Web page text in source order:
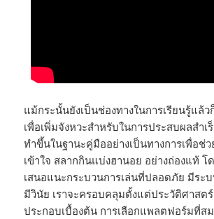
แม้กระนั้นยังเป็นช่องทางในการเรียนรู้แล้
เพื่อเพิ่มจังหวะสำหรับในการประสบผลสำ
ทำขึ้นในฐานะคู่มืออย่างเป็นทางการเพื่อช่
เข้าใจ สลากกินแบ่งฮานอย อย่างถ่องแท้ โ
เสนอแนะกระบวนการเล่นที่ปลอดภัย มีระ
มีวินัย เราจะครอบคลุมตั้งแต่ประวัติศาสต
ประกอบเบื้องต้น การเลือกแพลตฟอร์มที่ส